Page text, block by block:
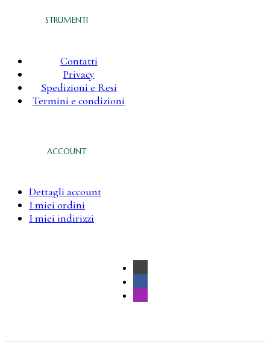
STRUMENTI
Contatti
Privacy
Spedizioni e Resi
Termini e condizioni
ACCOUNT
Dettagli account
I miei ordini
I miei indirizzi